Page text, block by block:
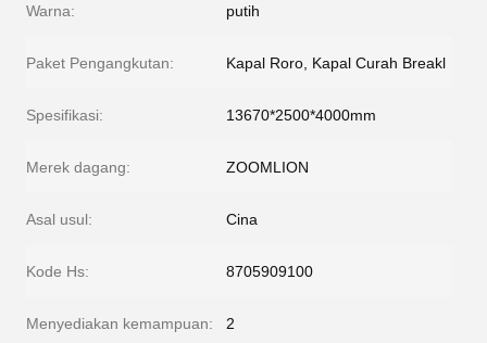
Warna: putih
Paket Pengangkutan: Kapal Roro, Kapal Curah Breakl
Spesifikasi: 13670*2500*4000mm
Merek dagang: ZOOMLION
Asal usul: Cina
Kode Hs: 8705909100
Menyediakan kemampuan: 2